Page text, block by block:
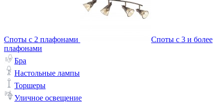
Споты с 2 плафонами
Споты с 3 и более
плафонами
Бра
Настольные лампы
Торшеры
Уличное освещение